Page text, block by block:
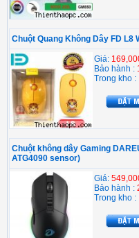
Chuột Quang Không Dây FD L8
Giá:
Bảo hành :
Trong kho :
Chuột không dây Gaming
ATG4090 sensor)
Giá:
Bảo hành :
Trong kho :